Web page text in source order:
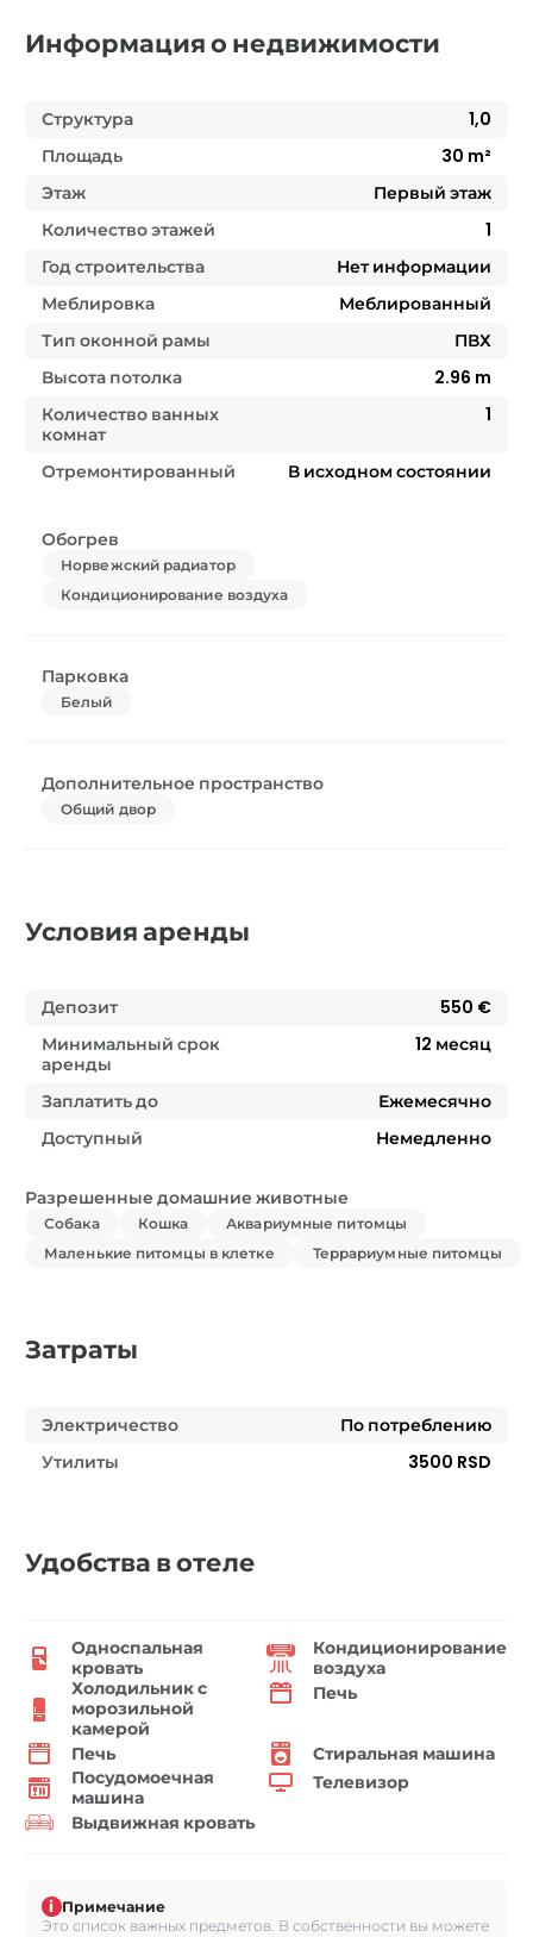
Информация о недвижимости
Структура
1,0
Площадь
30 m²
Этаж
Первый этаж
Количество этажей
1
Год строительства
Нет информации
Меблировка
Меблированный
Тип оконной рамы
ПВХ
Высота потолка
2.96 m
Количество ванных
комнат
1
Отремонтированный В исходном состоянии
Обогрев
Норвежский радиатор
Кондиционирование воздуха
Парковка
Белый
Дополнительное пространство
Общий двор
Условия аренды
Депозит
550 €
Минимальный срок
аренды
12 месяц
Заплатить до
Ежемесячно
Доступный
Немедленно
Разрешенные домашние животные
Собака Кошка
Аквариумные питомцы
Маленькие питомцы в клетке
Террариумные питомцы
Затраты
Электричество
По потреблению
Утилиты
3500 RSD
Удобства в отеле
Односпальная
кровать
Кондиционирование
воздуха
Холодильник с
морозильной
камерой
Печь
Печь
Стиральная машина
Посудомоечная
машина
Телевизор
Выдвижная кровать
i Примечание
Это список важных предметов. В собственности вы можете